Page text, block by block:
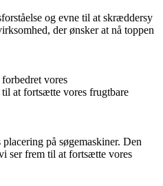
og evne til at skræddersy
der ønsker at nå toppen
vores
at fortsætte vores frugtbare
på søgemaskiner. Den
ser frem til at fortsætte vores